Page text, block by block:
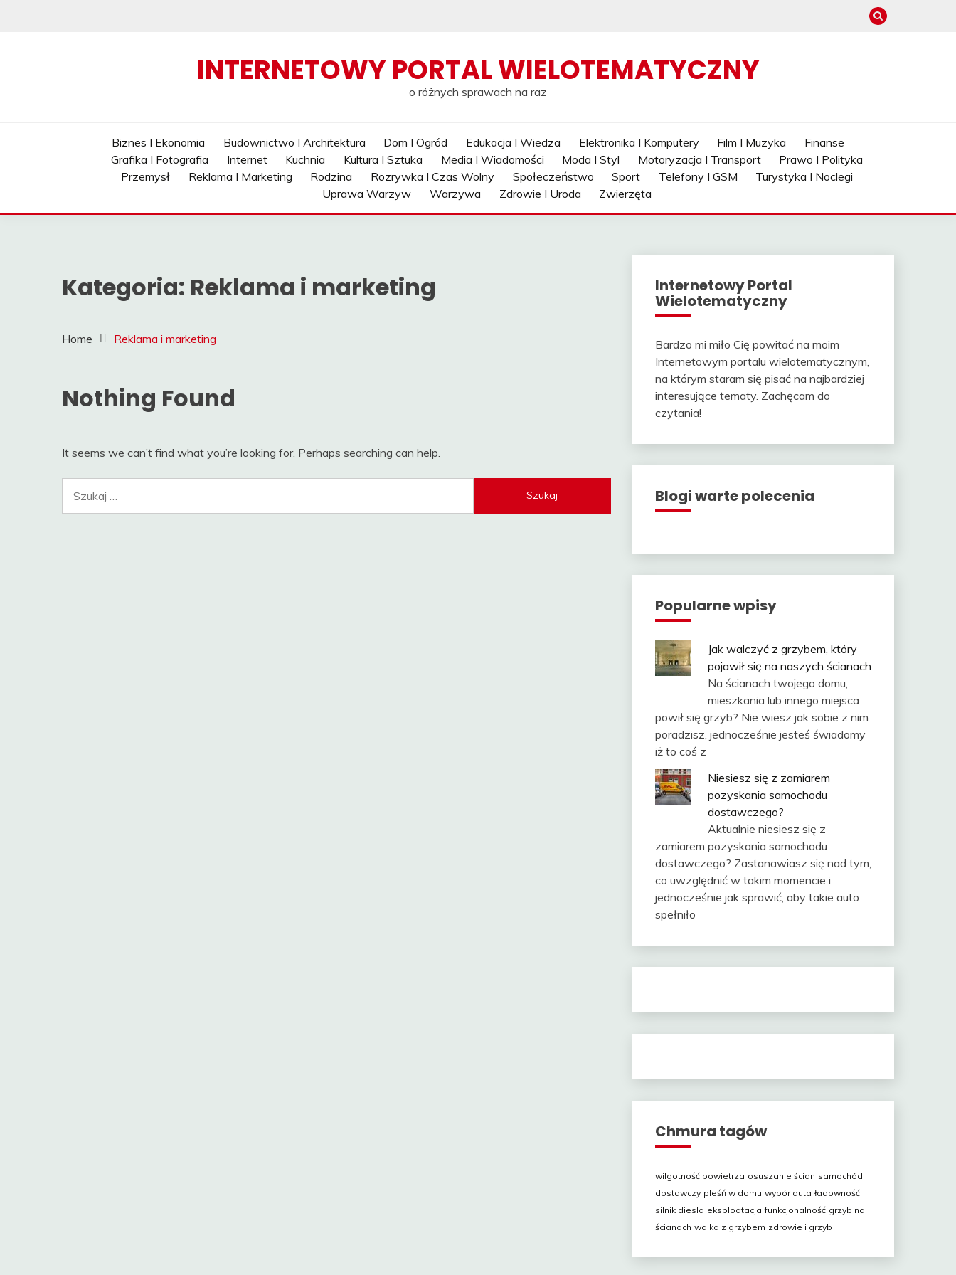
INTERNETOWY PORTAL WIELOTEMATYCZNY
o różnych sprawach na raz
Biznes I Ekonomia Budownictwo I Architektura Dom I Ogród Edukacja I Wiedza Elektronika I Komputery Film I Muzyka
Finanse
Grafika I Fotografia
Internet Kuchnia Kultura I Sztuka Media I Wiadomości Moda I Styl Motoryzacja I Transport
Prawo I Polityka
Przemysł
Reklama I Marketing Rodzina Rozrywka I Czas Wolny Społeczeństwo Sport Telefony I GSM
Turystyka I Noclegi
Uprawa Warzyw
Warzywa Zdrowie I Uroda Zwierzęta
Kategoria: Reklama i marketing
Home Reklama i marketing
Nothing Found
It seems we can’t find what you’re looking for. Perhaps searching can help.
Internetowy Portal
Wielotematyczny
Bardzo mi miło Cię powitać na moim
Internetowym portalu wielotematycznym,
na którym staram się pisać na najbardziej
interesujące tematy. Zachęcam do
czytania!
Blogi warte polecenia
Popularne wpisy
Jak walczyć z grzybem, który
pojawił się na naszych ścianach
Na ścianach twojego domu,
mieszkania lub innego miejsca
powił się grzyb? Nie wiesz jak sobie z nim
poradzisz, jednocześnie jesteś świadomy
iż to coś z
Niesiesz się z zamiarem
pozyskania samochodu
dostawczego?
Aktualnie niesiesz się z
zamiarem pozyskania samochodu
dostawczego? Zastanawiasz się nad tym,
co uwzględnić w takim momencie i
jednocześnie jak sprawić, aby takie auto
spełniło
Chmura tagów
wilgotność powietrza osuszanie ścian samochód
dostawczy pleśń w domu wybór auta ładowność
silnik diesla eksploatacja funkcjonalność grzyb na
ścianach walka z grzybem zdrowie i grzyb